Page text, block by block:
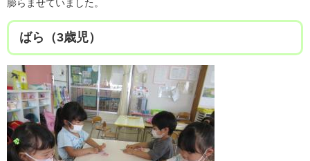
膨らませていました。
ばら（3歳児）